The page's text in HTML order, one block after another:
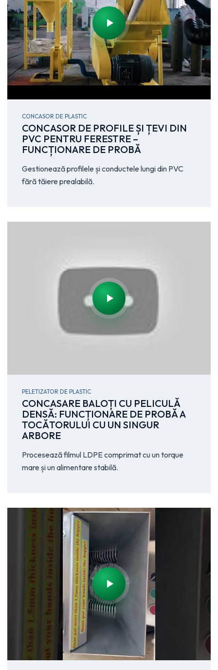
CONCASOR DE PLASTIC
CONCASOR DE PROFILE ȘI ȚEVI DIN
PVC PENTRU FERESTRE –
FUNCȚIONARE DE PROBĂ
Gestionează profilele și conductele lungi din PVC
fără tăiere prealabilă.
PELETIZATOR DE PLASTIC
CONCASARE BALOȚI CU PELICULĂ
DENSĂ: FUNCȚIONARE DE PROBĂ A
TOCĂTORULUI CU UN SINGUR
ARBORE
Procesează filmul LDPE comprimat cu un torque
mare și un alimentare stabilă.